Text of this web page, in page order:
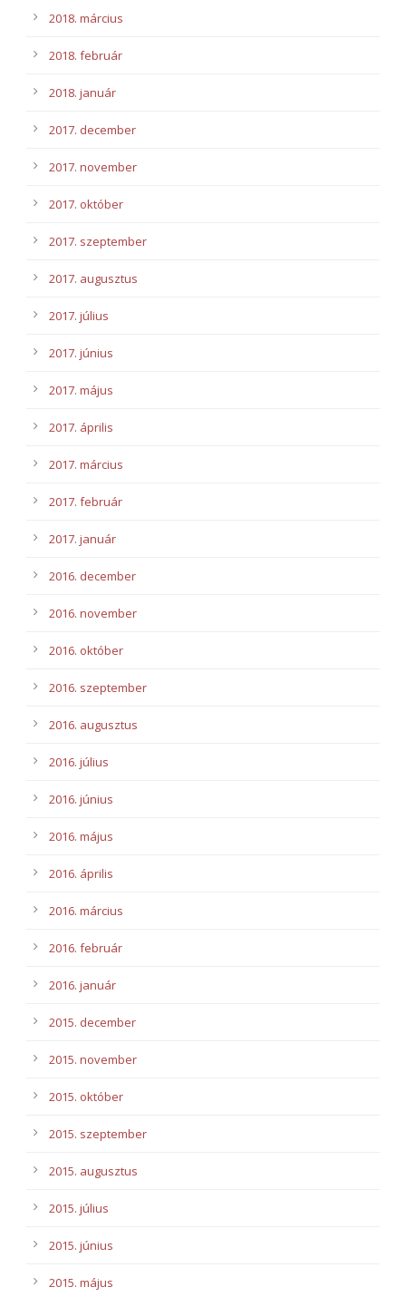
2018. március
2018. február
2018. január
2017. december
2017. november
2017. október
2017. szeptember
2017. augusztus
2017. július
2017. június
2017. május
2017. április
2017. március
2017. február
2017. január
2016. december
2016. november
2016. október
2016. szeptember
2016. augusztus
2016. július
2016. június
2016. május
2016. április
2016. március
2016. február
2016. január
2015. december
2015. november
2015. október
2015. szeptember
2015. augusztus
2015. július
2015. június
2015. május